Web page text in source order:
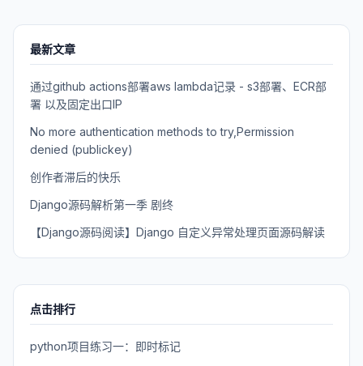
最新文章
通过github actions部署aws lambda记录 - s3部署、ECR部
署 以及固定出口IP
No more authentication methods to try,Permission
denied (publickey)
创作者滞后的快乐
Django源码解析第一季 剧终
【Django源码阅读】Django 自定义异常处理页面源码解读
点击排行
python项目练习一：即时标记